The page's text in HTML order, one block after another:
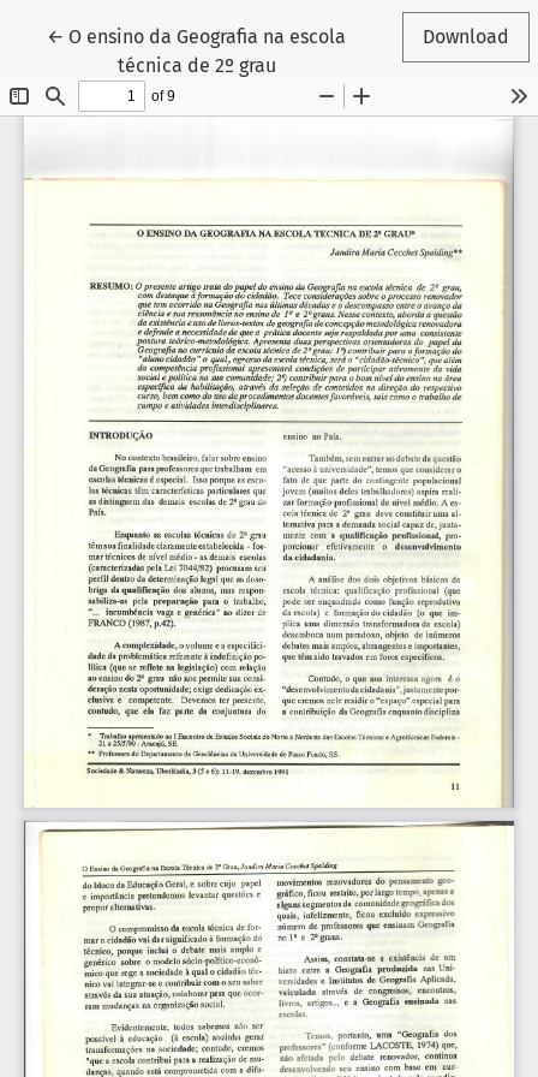
← Return to Article Details
O ensino da Geografia na escola
técnica de 2º grau
Download